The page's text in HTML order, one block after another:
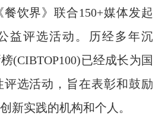
饮界》联合150+媒体发起
益评选活动。历经多年沉
(CIBTOP100)已经成长为国
选活动，旨在表彰和鼓励
新实践的机构和个人。